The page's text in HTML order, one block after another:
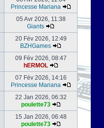
Princesse Mariana
05 Avr 2026, 11:38
Giants
20 Fév 2026, 12:49
BZHGames
09 Fév 2026, 08:47
hERMOL
07 Fév 2026, 14:16
Princesse Mariana
22 Jan 2026, 06:32
poulette73
15 Jan 2026, 06:48
poulette73